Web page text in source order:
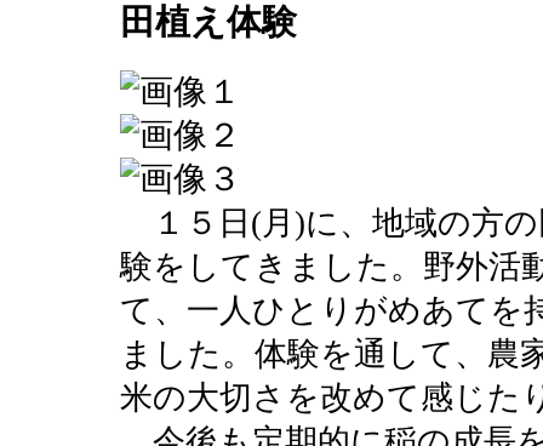
田植え体験
１５日(月)に、地域の方
験をしてきました。野外活
て、一人ひとりがめあてを
ました。体験を通して、農
米の大切さを改めて感じた